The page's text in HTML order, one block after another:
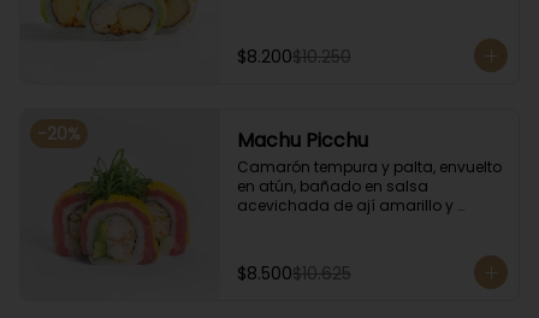
$8.200$10.250
-20% Machu Picchu
Camarón tempura y palta, envuelto
en atún, bañado en salsa
acevichada de ají amarillo y
$8.500$10.625